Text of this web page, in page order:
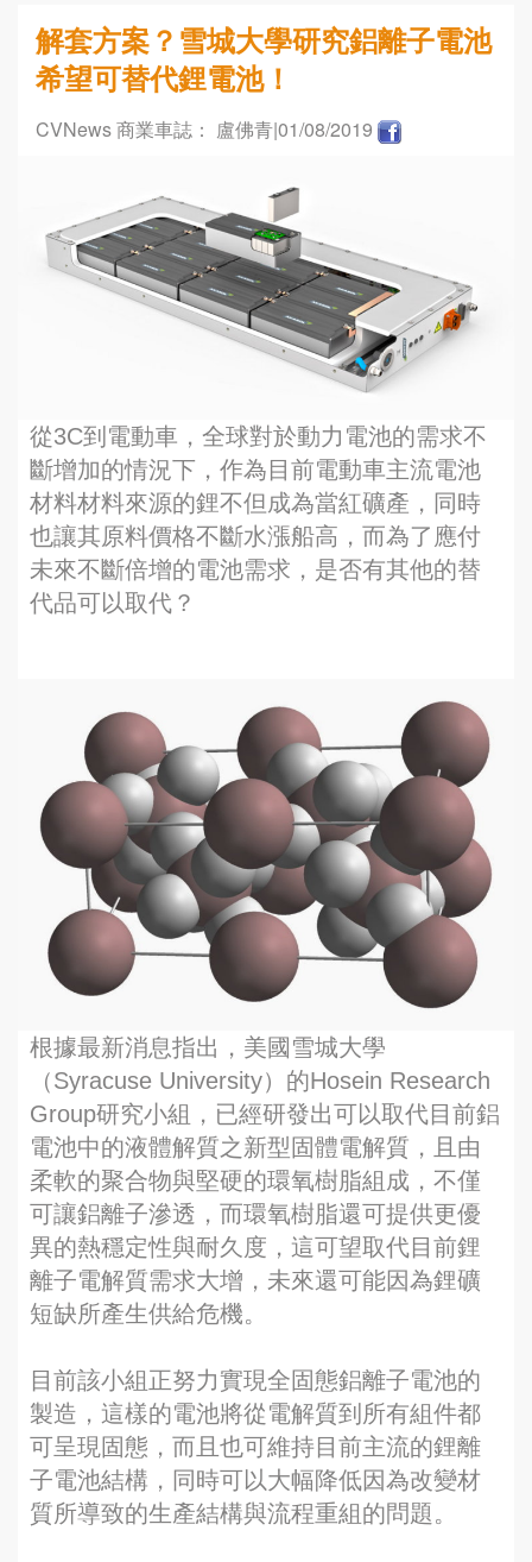
解套方案？雪城大學研究鋁離子電池
希望可替代鋰電池！
CVNews 商業車誌： 盧佛青|01/08/2019
從3C到電動車，全球對於動力電池的需求不
斷增加的情況下，作為目前電動車主流電池
材料材料來源的鋰不但成為當紅礦產，同時
也讓其原料價格不斷水漲船高，而為了應付
未來不斷倍增的電池需求，是否有其他的替
代品可以取代？
根據最新消息指出，美國雪城大學
（Syracuse University）的Hosein Research
Group研究小組，已經研發出可以取代目前鋁
電池中的液體解質之新型固體電解質，且由
柔軟的聚合物與堅硬的環氧樹脂組成，不僅
可讓鋁離子滲透，而環氧樹脂還可提供更優
異的熱穩定性與耐久度，這可望取代目前鋰
離子電解質需求大增，未來還可能因為鋰礦
短缺所產生供給危機。
目前該小組正努力實現全固態鋁離子電池的
製造，這樣的電池將從電解質到所有組件都
可呈現固態，而且也可維持目前主流的鋰離
子電池結構，同時可以大幅降低因為改變材
質所導致的生產結構與流程重組的問題。